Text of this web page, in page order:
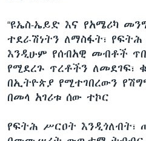
“ዩኤስ-ኤይድ እና የአሜሪካ
ተደራሽነትን ለማስፋት፣
እንዲሁም የሰብአዊ መብቶች
የሚደረጉ ጥረቶችን ለመደገፍ፣
በኢትዮጵያ የሚተገበረውን
በመላ አገሪቱ ሰው ተኮር
የፍትሕ ሥርዐት እንዲጎለብት፣